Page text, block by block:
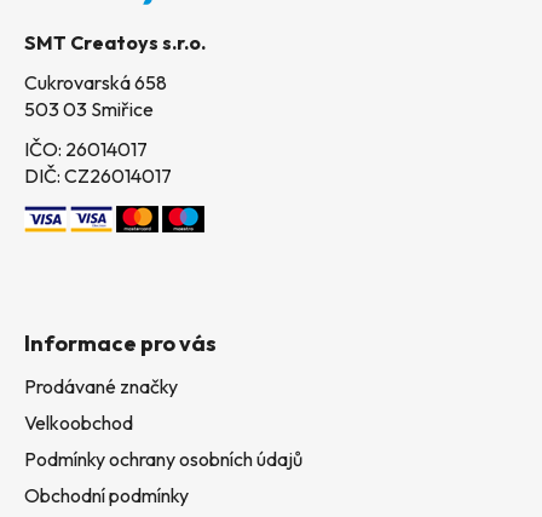
SMT Creatoys s.r.o.
Cukrovarská 658
503 03 Smiřice
IČO: 26014017
DIČ: CZ26014017
Informace pro vás
Prodávané značky
Velkoobchod
Podmínky ochrany osobních údajů
Obchodní podmínky